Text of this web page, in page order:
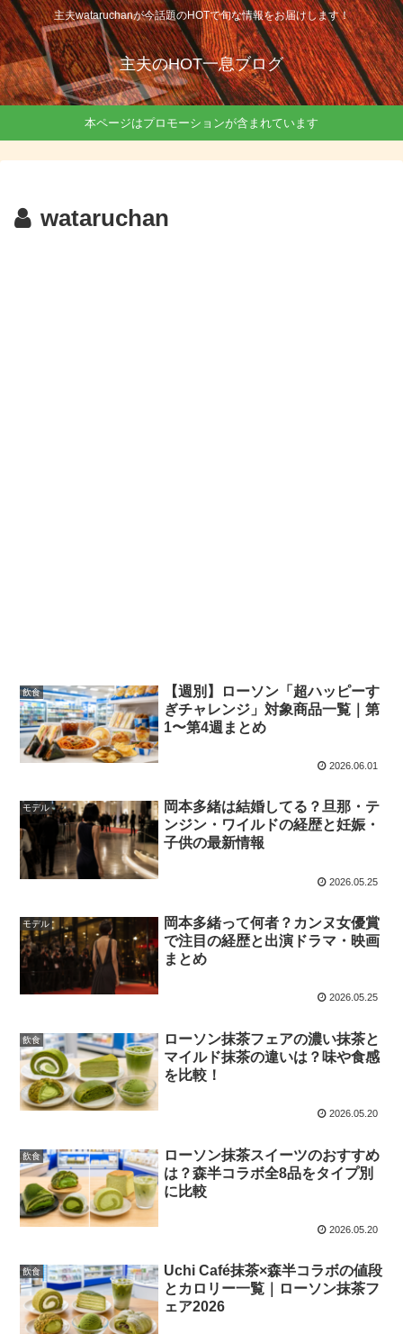
主夫wataruchanが今話題のHOTで旬な情報をお届けします！
主夫のHOT一息ブログ
本ページはプロモーションが含まれています
wataruchan
飲食
【週別】ローソン「超ハッピーす
ぎチャレンジ」対象商品一覧｜第
1〜第4週まとめ
2026.06.01
モデル
岡本多緒は結婚してる？旦那・テ
ンジン・ワイルドの経歴と妊娠・
子供の最新情報
2026.05.25
モデル
岡本多緒って何者？カンヌ女優賞
で注目の経歴と出演ドラマ・映画
まとめ
2026.05.25
飲食
ローソン抹茶フェアの濃い抹茶と
マイルド抹茶の違いは？味や食感
を比較！
2026.05.20
飲食
ローソン抹茶スイーツのおすすめ
は？森半コラボ全8品をタイプ別
に比較
2026.05.20
飲食
Uchi Café抹茶×森半コラボの値段
とカロリー一覧｜ローソン抹茶フ
ェア2026